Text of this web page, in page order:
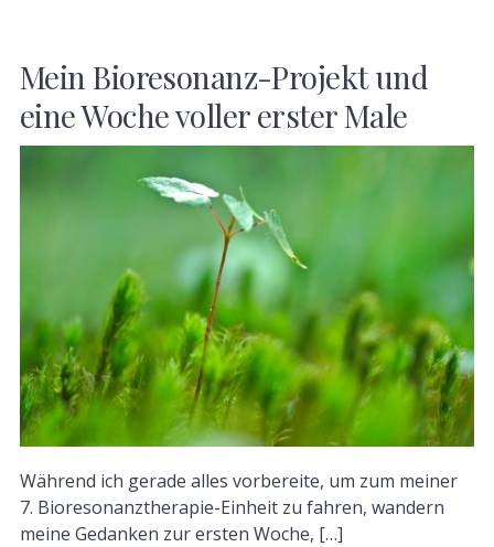
Mein Bioresonanz-Projekt und
eine Woche voller erster Male
Während ich gerade alles vorbereite, um zum meiner
7. Bioresonanztherapie-Einheit zu fahren, wandern
meine Gedanken zur ersten Woche, […]